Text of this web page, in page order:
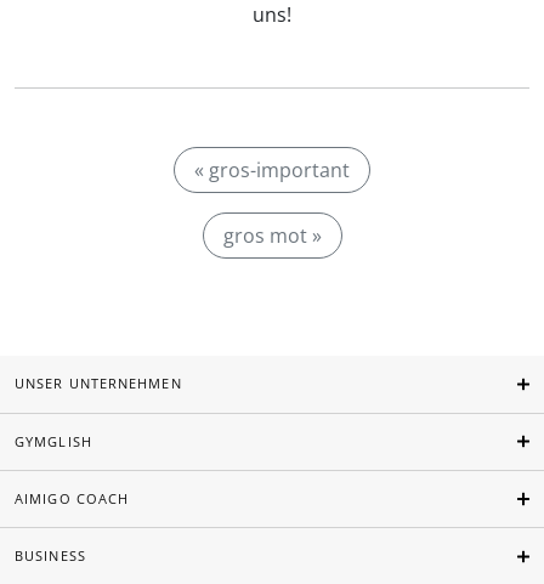
uns!
« gros-important
gros mot »
UNSER UNTERNEHMEN
GYMGLISH
AIMIGO COACH
BUSINESS